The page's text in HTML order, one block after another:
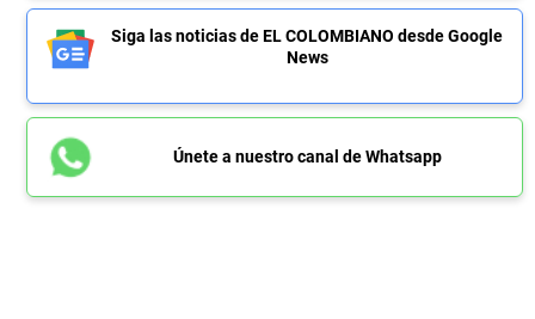
Siga las noticias de EL COLOMBIANO desde Google
News
Únete a nuestro canal de Whatsapp